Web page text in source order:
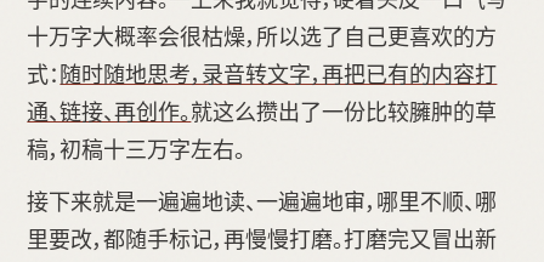
十万字大概率会很枯燥，所以选了自己更喜欢的方
式： 随时随地思考，录音转文字，再把已有的内容打
通、链接、再创作。就这么攒出了一份比较臃肿的草
稿，初稿十三万字左右。
接下来就是一遍遍地读、一遍遍地审，哪里不顺、哪
里要改，都随手标记，再慢慢打磨。打磨完又冒出新